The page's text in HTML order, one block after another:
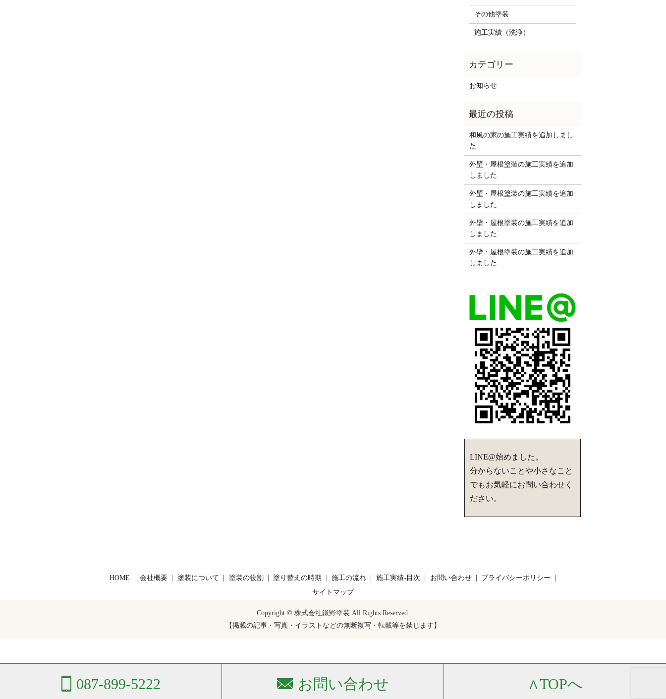
その他塗装
施工実績（洗浄）
お知らせ
和風の家の施工実績を追加しまし
た
外壁・屋根塗装の施工実績を追加
しました
外壁・屋根塗装の施工実績を追加
しました
外壁・屋根塗装の施工実績を追加
しました
外壁・屋根塗装の施工実績を追加
しました
LINE@始めました。
分からないことや小さなこと
でもお気軽にお問い合わせく
ださい。
087-899-5222 お問い合わせ ∧TOPへ
HOME 会社概要 塗装について 塗装の役割 塗り替えの時期 施工の流れ 施工実績-目次 お問い合わせ
プライバシーポリシー
サイトマップ
Copyright © 株式会社鎌野塗装 All Rights Reserved.
【掲載の記事・写真・イラストなどの無断複写・転載等を禁じます】